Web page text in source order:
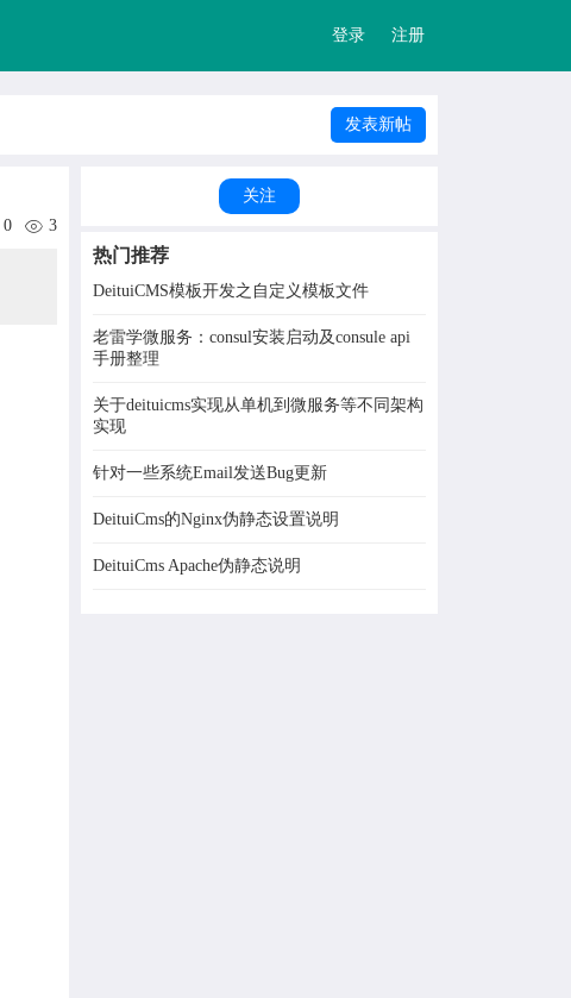
登录 注册
发表新帖
0 3
关注
热门推荐
DeituiCMS模板开发之自定义模板文件
老雷学微服务：consul安装启动及consule api
手册整理
关于deituicms实现从单机到微服务等不同架构
实现
针对一些系统Email发送Bug更新
DeituiCms的Nginx伪静态设置说明
DeituiCms Apache伪静态说明